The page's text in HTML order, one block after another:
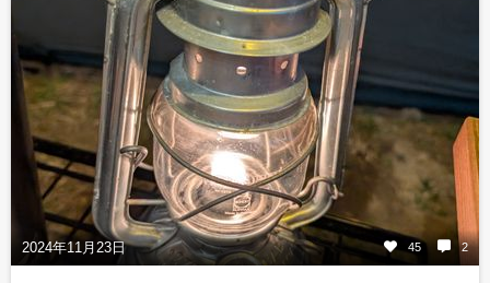
2024年11月23日 45 2